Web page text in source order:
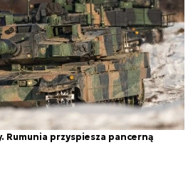
Rumunia przyspiesza pancerną